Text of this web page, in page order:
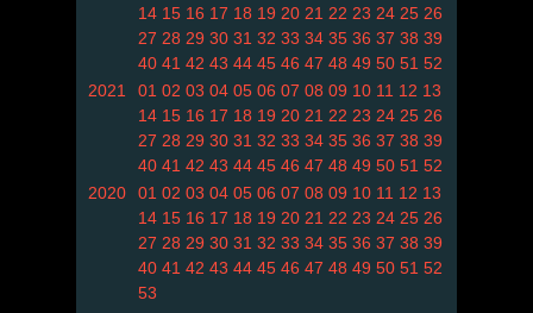
14 15 16 17 18 19 20 21 22 23 24 25 26
27 28 29 30 31 32 33 34 35 36 37 38 39
40 41 42 43 44 45 46 47 48 49 50 51 52
2021
01 02 03 04 05 06 07 08 09 10 11 12 13
14 15 16 17 18 19 20 21 22 23 24 25 26
27 28 29 30 31 32 33 34 35 36 37 38 39
40 41 42 43 44 45 46 47 48 49 50 51 52
2020
01 02 03 04 05 06 07 08 09 10 11 12 13
14 15 16 17 18 19 20 21 22 23 24 25 26
27 28 29 30 31 32 33 34 35 36 37 38 39
40 41 42 43 44 45 46 47 48 49 50 51 52
53